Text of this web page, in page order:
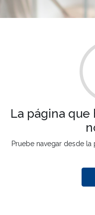
La página
Pruebe navegar desde